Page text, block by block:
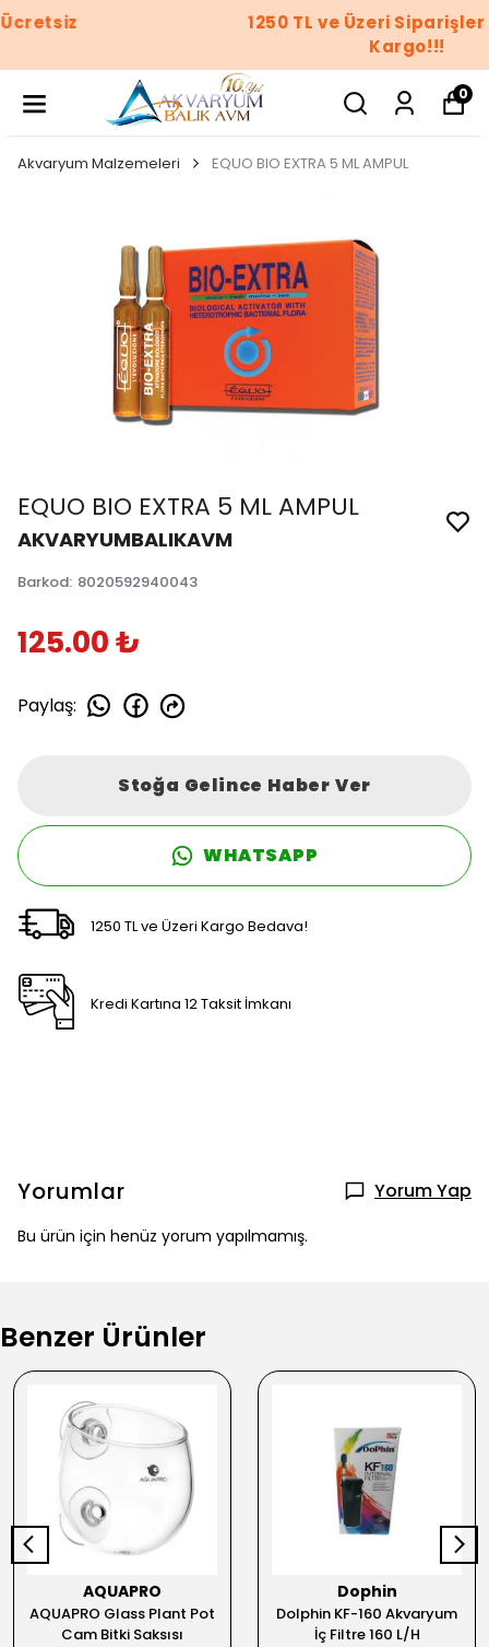
1250 TL ve Üzeri Siparişler Ücretsiz
0
Akvaryum Malzemeleri EQUO BIO EXTRA 5 ML AMPUL
EQUO BIO EXTRA 5 ML AMPUL
AKVARYUMBALIKAVM
Barkod: 8020592940043
125.00 ₺
Paylaş:
Stoğa Gelince Haber Ver
WHATSAPP
1250 TL ve Üzeri Kargo Bedava!
Kredi Kartına 12 Taksit İmkanı
Yorumlar Yorum Yap
Bu ürün için henüz yorum yapılmamış.
Benzer Ürünler
AQUAPRO
AQUAPRO Glass Plant Pot
Cam Bitki Saksısı
Dophin
Dolphin KF-160 Akvaryum
İç Filtre 160 L/H